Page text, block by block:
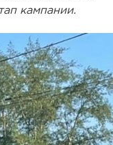
кампании.